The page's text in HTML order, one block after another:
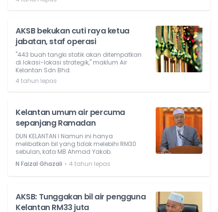
AKSB bekukan cuti raya ketua
jabatan, staf operasi
"443 buah tangki statik akan ditempatkan
di lokasi-lokasi strategik," maklum Air
Kelantan Sdn Bhd.
4 tahun lepas
Kelantan umum air percuma
sepanjang Ramadan
DUN KELANTAN l Namun ini hanya
melibatkan bil yang tidak melebihi RM30
sebulan, kata MB Ahmad Yakob.
N Faizal Ghazali ⋅ 4 tahun lepas
AKSB: Tunggakan bil air pengguna
Kelantan RM33 juta